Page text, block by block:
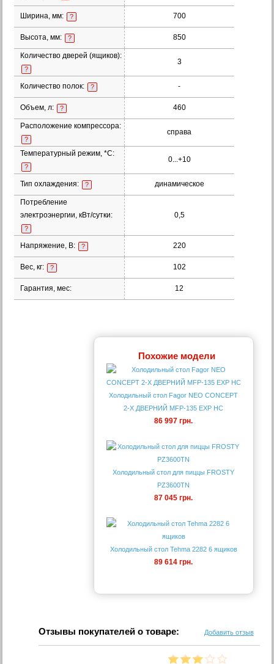
Ширина, мм: ? 700
Высота, мм: ? 850
Количество дверей (ящиков):
?
3
Количество полок: ? -
Объем, л: ? 460
Расположение компрессора:
?
справа
Температурный режим, *С:
?
0...+10
Тип охлаждения: ? динамическое
Потребление
электроэнергии, кВт/сутки:
?
0,5
Напряжение, В: ? 220
Вес, кг: ? 102
Гарантия, мес: 12
Похожие модели
Холодильный стол Fagor NEO CONCEPT
2-Х ДВЕРНИЙ MFP-135 EXP HC
86 997 грн.
Холодильный стол для пиццы FROSTY
PZ3600TN
87 045 грн.
Холодильный стол Tehma 2282 6 ящиков
89 614 грн.
Отзывы покупателей о товаре: Добавить отзыв